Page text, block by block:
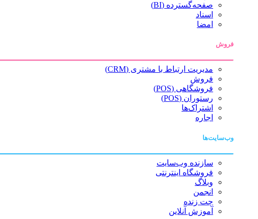
صفحه‌گسترده (BI)
اسناد
امضا
فروش
مدیریت ارتباط با مشتری (CRM)
فروش
فروشگاهی (POS)
رستوران (POS)
اشتراک‌ها
اجاره
وب‌سایت‌ها
سازنده وب‌سایت
فروشگاه اینترنتی
وبلاگ
انجمن
چت زنده
آموزش آنلاین